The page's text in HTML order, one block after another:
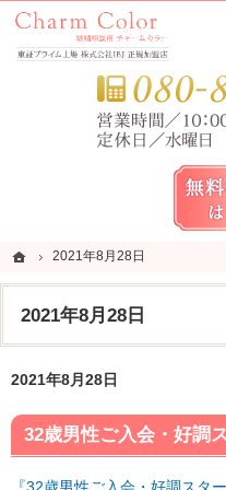
ホーム
2021年8月28日
2021年8月28日
錦糸町・亀戸・平井の結婚相談所なら当
錦糸町・亀戸・平井の結婚相談所なら短
2021年8月28日
32歳男性ご入会・好調
ホーム
2021年8月28日